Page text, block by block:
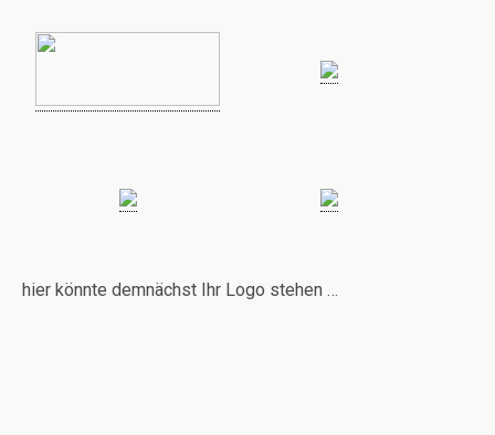
hier könnte demnächst Ihr Logo stehen …